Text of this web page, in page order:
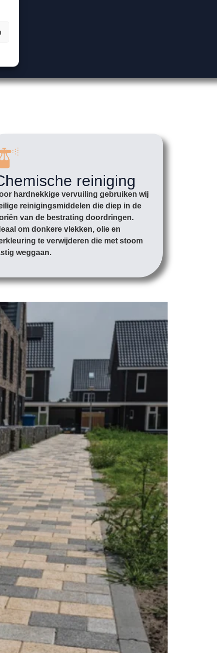
reiniging
hardnekkige vervuiling gebruiken wij
reinigingsmiddelen die diep in de
van de bestrating doordringen.
om donkere vlekken, olie en
te verwijderen die met stoom
weggaan.